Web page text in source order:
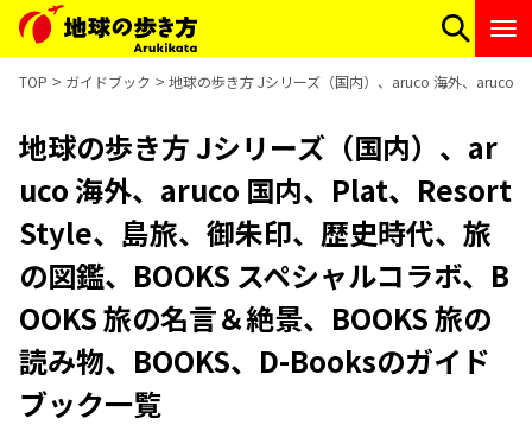
TOP ガイドブック 地球の歩き方 Jシリーズ（国内）、aruco 海外、aruco
地球の歩き方 Jシリーズ（国内）、ar
uco 海外、aruco 国内、Plat、Resort
Style、島旅、御朱印、歴史時代、旅
の図鑑、BOOKS スペシャルコラボ、B
OOKS 旅の名言＆絶景、BOOKS 旅の
読み物、BOOKS、D-Booksのガイド
ブック一覧